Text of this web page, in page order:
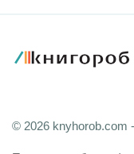
© 2026 knyhorob.com